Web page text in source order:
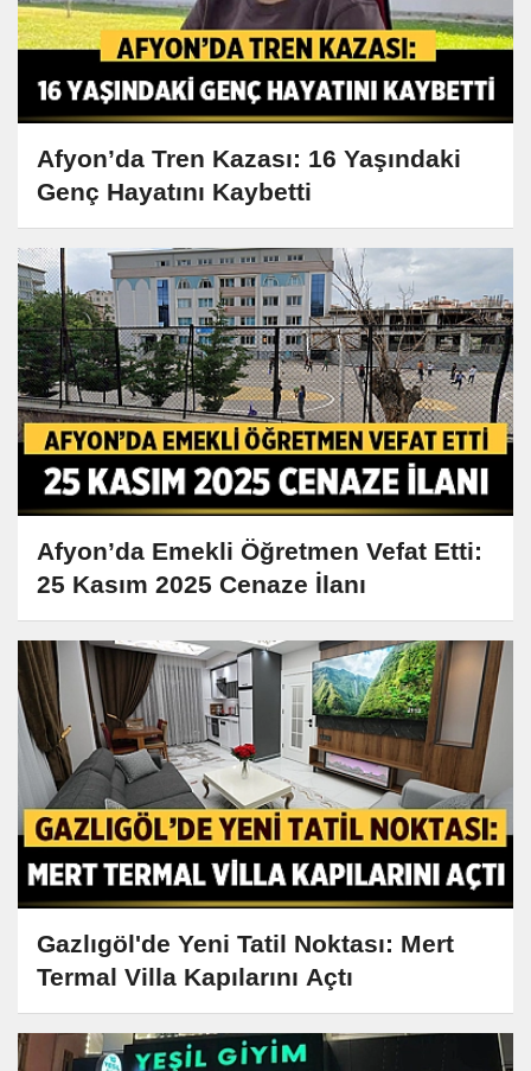
Afyon’da Tren Kazası: 16 Yaşındaki
Genç Hayatını Kaybetti
Afyon’da Emekli Öğretmen Vefat Etti:
25 Kasım 2025 Cenaze İlanı
Gazlıgöl'de Yeni Tatil Noktası: Mert
Termal Villa Kapılarını Açtı